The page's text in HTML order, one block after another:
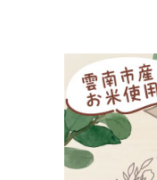
TOP
パン
【雲南市産米使